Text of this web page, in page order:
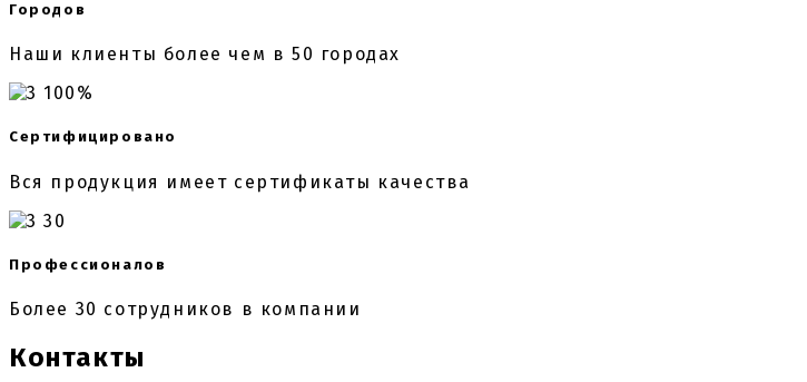
Городов
Наши клиенты более чем в 50 городах
100%
Сертифицировано
Вся продукция имеет сертификаты качества
30
Профессионалов
Более 30 сотрудников в компании
Контакты